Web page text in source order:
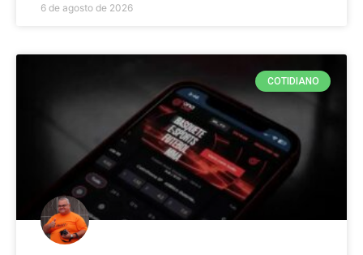
6 de agosto de 2026
COTIDIANO